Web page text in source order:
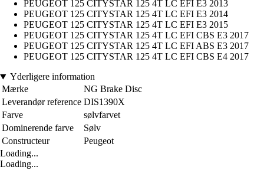
PEUGEOT 125 CITYSTAR 125 4T LC EFI E3 2013
PEUGEOT 125 CITYSTAR 125 4T LC EFI E3 2014
PEUGEOT 125 CITYSTAR 125 4T LC EFI E3 2015
PEUGEOT 125 CITYSTAR 125 4T LC EFI CBS E3 2017
PEUGEOT 125 CITYSTAR 125 4T LC EFI ABS E3 2017
PEUGEOT 125 CITYSTAR 125 4T LC EFI CBS E4 2017
Yderligere information
Mærke
NG Brake Disc
Leverandør reference DIS1390X
Farve
sølvfarvet
Dominerende farve
Sølv
Constructeur
Peugeot
Loading...
Loading...